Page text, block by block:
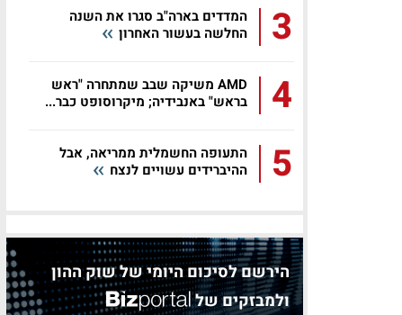
3
המדדים בארה"ב סגרו את השנה
החלשה בעשור האחרון
4
AMD משיקה שבב שמתחרה "ראש
בראש" באנבידיה; מיקרוסופט כבר...
5
התעופה החשמלית ממריאה, אבל
ההיברידים עשויים לנצח
הירשם לסיכום היומי של שוק ההון
ולמבזקים של